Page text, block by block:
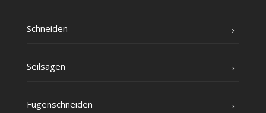
Schnei­den
Seil­sä­gen
Fugen­schnei­den